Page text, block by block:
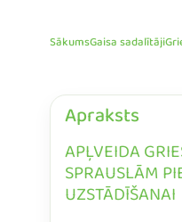
SākumsGaisa sadalītāji
Apraksts
APĻVEIDA
SPRAUSLĀM
UZSTĀDĪŠANAI